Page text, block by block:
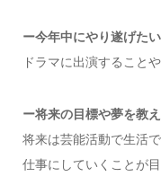
ー今年中にやり遂げた
ドラマに出演すること
ー将来の目標や夢を教え
将来は芸能活動で生活
仕事にしていくことが目